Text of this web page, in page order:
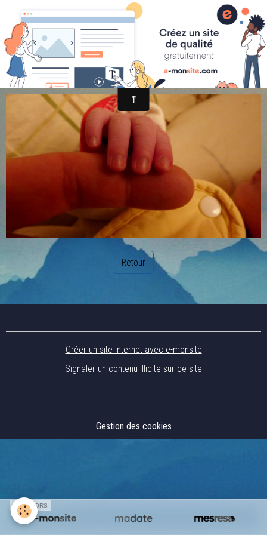
randonnée et découverte nature
P1020353
Retour
Créer un site internet avec e-monsite
Signaler un contenu illicite sur ce site
Gestion des cookies
SPONSORS